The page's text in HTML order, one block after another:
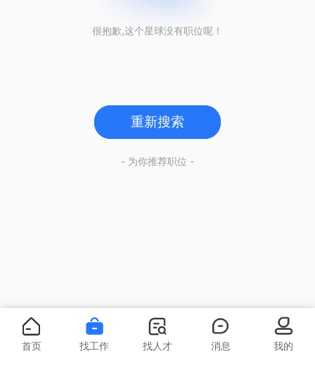
很抱歉,这个星球没有职位呢！
重新搜索
- 为你推荐职位 -
首页 找工作 找人才 消息 我的